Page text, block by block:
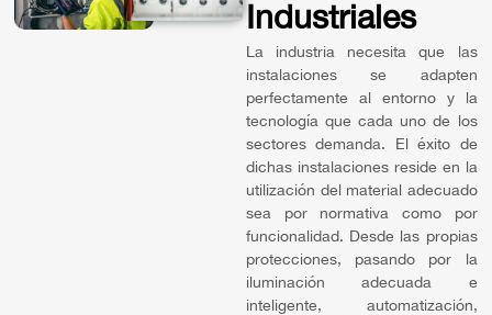
Industriales
La industria necesita que las
instalaciones se adapten
perfectamente al entorno y la
tecnología que cada uno de los
sectores demanda. El éxito de
dichas instalaciones reside en la
utilización del material adecuado
sea por normativa como por
funcionalidad. Desde las propias
protecciones, pasando por la
iluminación adecuada e
inteligente, automatización,